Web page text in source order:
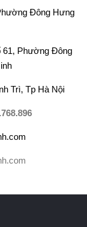
Đông Hưng
61, Phường Đông
Trì, Tp Hà Nội